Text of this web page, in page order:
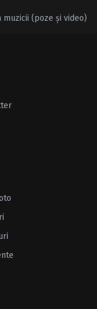
(poze şi video)